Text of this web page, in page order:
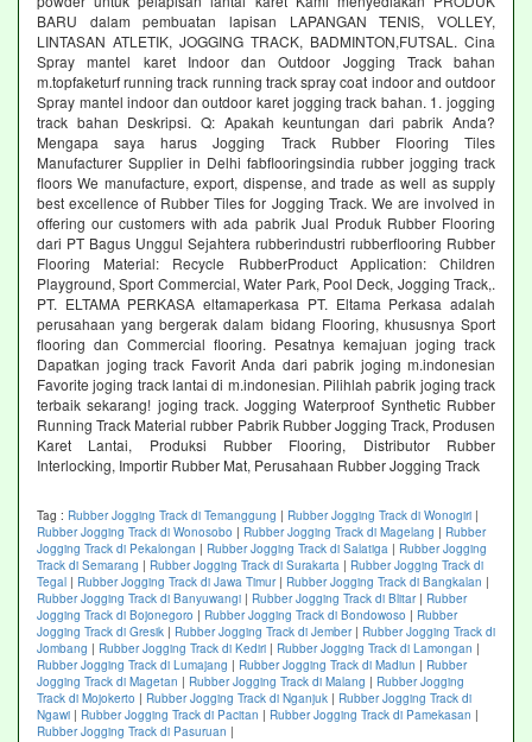
BARU dalam pembuatan lapisan LAPANGAN TENIS, VOLLEY,
LINTASAN ATLETIK, JOGGING TRACK, BADMINTON,FUTSAL. Cina
Spray mantel karet Indoor dan Outdoor Jogging Track bahan
m.topfaketurf running track running track spray coat indoor and outdoor
Spray mantel indoor dan outdoor karet jogging track bahan. 1. jogging
track bahan Deskripsi. Q: Apakah keuntungan dari pabrik Anda?
Mengapa saya harus Jogging Track Rubber Flooring Tiles
Manufacturer Supplier in Delhi fabflooringsindia rubber jogging track
floors We manufacture, export, dispense, and trade as well as supply
best excellence of Rubber Tiles for Jogging Track. We are involved in
offering our customers with ada pabrik Jual Produk Rubber Flooring
dari PT Bagus Unggul Sejahtera rubberindustri rubberflooring Rubber
Flooring Material: Recycle RubberProduct Application: Children
Playground, Sport Commercial, Water Park, Pool Deck, Jogging Track,.
PT. ELTAMA PERKASA eltamaperkasa PT. Eltama Perkasa adalah
perusahaan yang bergerak dalam bidang Flooring, khususnya Sport
flooring dan Commercial flooring. Pesatnya kemajuan joging track
Dapatkan joging track Favorit Anda dari pabrik joging m.indonesian
Favorite joging track lantai di m.indonesian. Pilihlah pabrik joging track
terbaik sekarang! joging track. Jogging Waterproof Synthetic Rubber
Running Track Material rubber Pabrik Rubber Jogging Track, Produsen
Karet Lantai, Produksi Rubber Flooring, Distributor Rubber
Interlocking, Importir Rubber Mat, Perusahaan Rubber Jogging Track
Tag : Rubber Jogging Track di Temanggung | Rubber Jogging Track di Wonogiri |
Rubber Jogging Track di Wonosobo | Rubber Jogging Track di Magelang | Rubber
Jogging Track di Pekalongan | Rubber Jogging Track di Salatiga | Rubber Jogging
Track di Semarang | Rubber Jogging Track di Surakarta | Rubber Jogging Track di
Tegal | Rubber Jogging Track di Jawa Timur| Rubber Jogging Track di Bangkalan |
Rubber Jogging Track di Banyuwangi | Rubber Jogging Track di Blitar| Rubber
Jogging Track di Bojonegoro | Rubber Jogging Track di Bondowoso | Rubber
Jogging Track di Gresik | Rubber Jogging Track di Jember| Rubber Jogging Track di
Jombang | Rubber Jogging Track di Kediri | Rubber Jogging Track di Lamongan |
Rubber Jogging Track di Lumajang | Rubber Jogging Track di Madiun | Rubber
Jogging Track di Magetan | Rubber Jogging Track di Malang | Rubber Jogging
Track di Mojokerto | Rubber Jogging Track di Nganjuk | Rubber Jogging Track di
Ngawi | Rubber Jogging Track di Pacitan | Rubber Jogging Track di Pamekasan |
Rubber Jogging Track di Pasuruan |